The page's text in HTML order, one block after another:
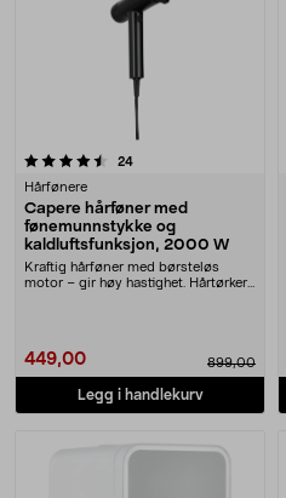
24anmeldelser
Hårfønere
Capere hårføner med
fønemunnstykke og
kaldluftsfunksjon, 2000 W
Kraftig hårføner med børsteløs
motor – gir høy hastighet. Hårtørker
449,00 899,00
Legg i handlekurv
4.5 av 5 stjerner